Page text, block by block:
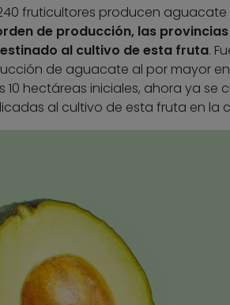
fruticultores producen
de producción, las
al cultivo de esta fruta.
de aguacate al por mayor
10 hectáreas iniciales, ahora ya se
al cultivo de esta fruta en la